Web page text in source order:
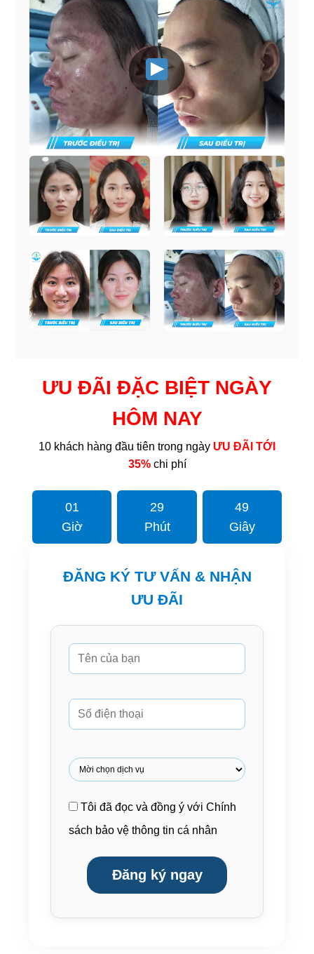
ƯU ĐÃI ĐẶC BIỆT NGÀY
HÔM NAY
10 khách hàng đầu tiên trong ngày ƯU ĐÃI TỚI
35%chi phí
01
Giờ
29
Phút
48
Giây
ĐĂNG KÝ TƯ VẤN & NHẬN
ƯU ĐÃI
Tôi đã đọc và đồng ý vớiChính
sách bảo vệ thông tin cá nhân
Đăng ký ngay